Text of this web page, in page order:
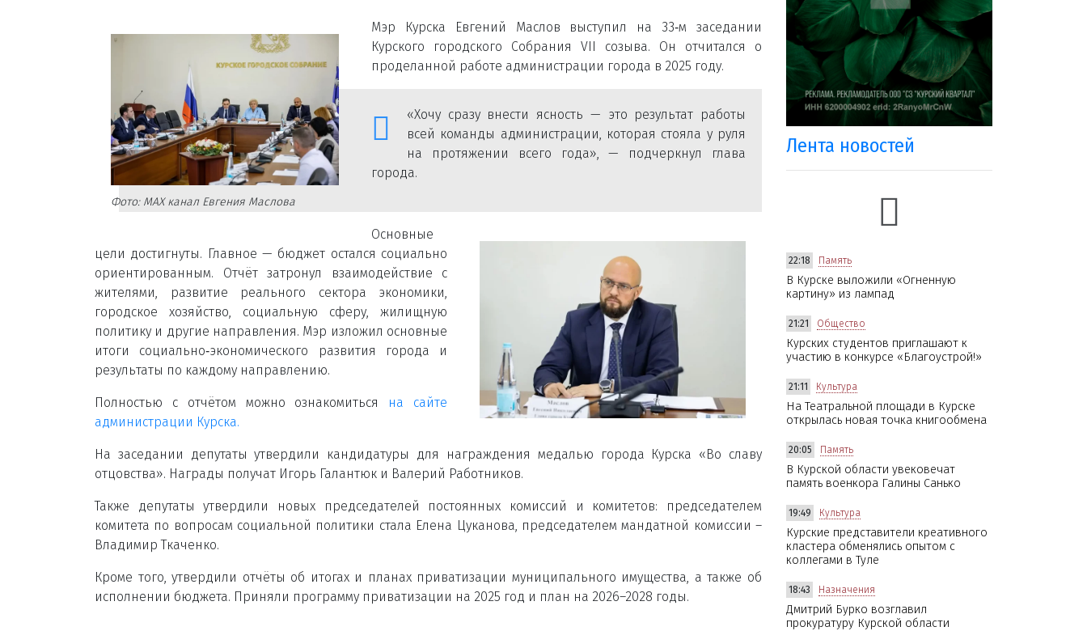
Фото: МАХ канал Евгения Маслова
Мэр Курска Евгений Маслов выступил на 33‑м заседании
Курского городского Собрания VII созыва. Он отчитался о
проделанной работе администрации города в 2025 году.
«Хочу сразу внести ясность — это результат работы
всей команды администрации, которая стояла у руля
на протяжении всего года», — подчеркнул глава
города.
Основные
цели достигнуты. Главное — бюджет остался социально
ориентированным. Отчёт затронул взаимодействие с
жителями, развитие реального сектора экономики,
городское хозяйство, социальную сферу, жилищную
политику и другие направления. Мэр изложил основные
итоги социально‑экономического развития города и
результаты по каждому направлению.
Полностью с отчётом можно ознакомиться на сайте
администрации Курска.
На заседании депутаты утвердили кандидатуры для награждения медалью города Курска «Во славу
отцовства». Награды получат Игорь Галантюк и Валерий Работников.
Также депутаты утвердили новых председателей постоянных комиссий и комитетов: председателем
комитета по вопросам социальной политики стала Елена Цуканова, председателем мандатной комиссии –
Владимир Ткаченко.
Кроме того, утвердили отчёты об итогах и планах приватизации муниципального имущества, а также об
исполнении бюджета. Приняли программу приватизации на 2025 год и план на 2026–2028 годы.
Лента новостей
22:18 Память
В Курске выложили «Огненную
картину» из лампад
21:21 Общество
Курских студентов приглашают к
участию в конкурсе «Благоустрой!»
21:11 Культура
На Театральной площади в Курске
открылась новая точка книгообмена
20:05 Память
В Курской области увековечат
память военкора Галины Санько
19:49 Культура
Курские представители креативного
кластера обменялись опытом с
коллегами в Туле
18:43 Назначения
Дмитрий Бурко возглавил
прокуратуру Курской области